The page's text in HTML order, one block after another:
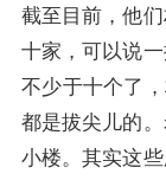
截至目前，他
十家，可以说
不少于十个了
都是拔尖儿的
小楼。其实这